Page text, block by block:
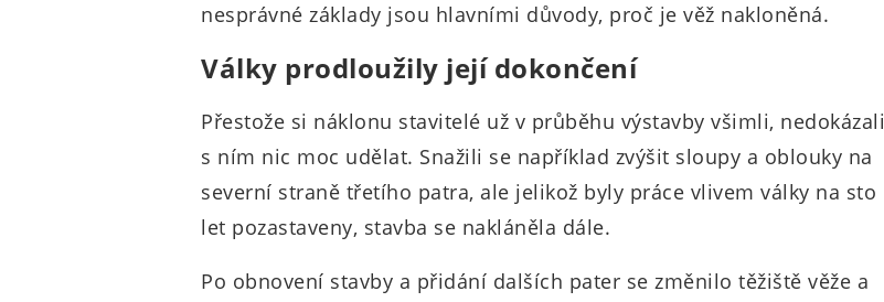
nesprávné základy jsou hlavními důvody, proč je věž nakloněná.
Války prodloužily její dokončení
Přestože si náklonu stavitelé už v průběhu výstavby všimli, nedokázali
s ním nic moc udělat. Snažili se například zvýšit sloupy a oblouky na
severní straně třetího patra, ale jelikož byly práce vlivem války na sto
let pozastaveny, stavba se nakláněla dále.
Po obnovení stavby a přidání dalších pater se změnilo těžiště věže a